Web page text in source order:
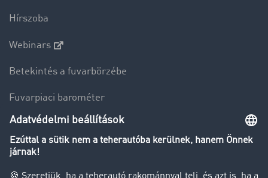
Hírszoba
Webinars
Betekintés a fuvarbörzébe
Fuvarpiaci barométer
Transzportlexikon
Tehergépkocsi-forgalomkorlátozás